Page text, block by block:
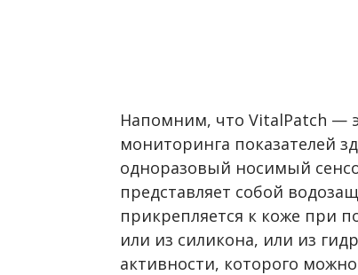
Напомним, что VitalPatch —
мониторинга показателей
одноразовый носимый
представляет собой
прикрепляется к коже при
или из силикона, или из
активности, которого